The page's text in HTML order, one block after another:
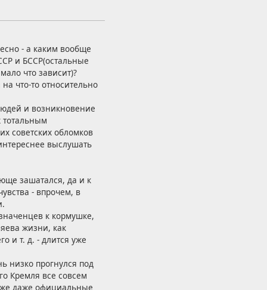
- а каким вообще
и БССР(остальные
что зависит)?
что-то относительно
и возникновение
тотальным
советских обломков
выслушать
зашатался, да и к
- впрочем, в
к кормушке,
жизни, как
и т. д. - длится уже
низко прогнулся под
Кремля все совсем
даже официальные